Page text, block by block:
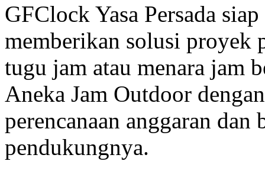
GFClock Yasa Persada
memberikan solusi proyek
tugu jam atau menara jam
Aneka Jam Outdoor
perencanaan anggaran
pendukungnya.